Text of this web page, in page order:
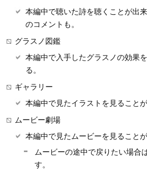
本編中で聴いた詩を聴くことが出
のコメントも。
グラスノ図鑑
本編中で入手したグラスノの効果
る。
ギャラリー
本編中で見たイラストを見ることが
ムービー劇場
本編中で見たムービーを見ることが
ムービーの途中で戻りたい場合
す。